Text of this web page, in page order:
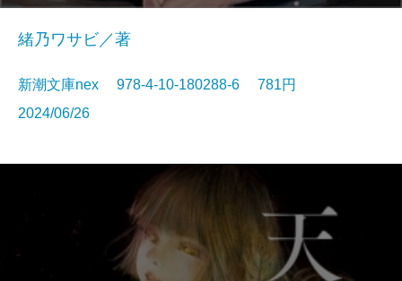
緒乃ワサビ／著
新潮文庫nex 978-4-10-180288-6 781円
2024/06/26